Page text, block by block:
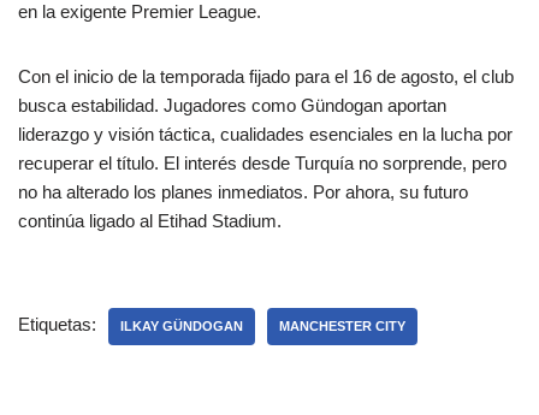
en la exigente Premier League.
Con el inicio de la temporada fijado para el 16 de agosto, el club
busca estabilidad. Jugadores como Gündogan aportan
liderazgo y visión táctica, cualidades esenciales en la lucha por
recuperar el título. El interés desde Turquía no sorprende, pero
no ha alterado los planes inmediatos. Por ahora, su futuro
continúa ligado al Etihad Stadium.
Etiquetas: ILKAY GÜNDOGAN MANCHESTER CITY